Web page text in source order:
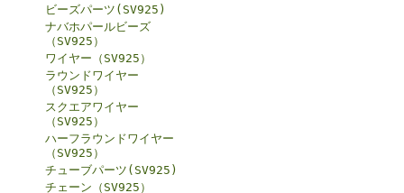
ビーズパーツ(SV925)
ナバホパールビーズ
（SV925）
ワイヤー（SV925）
ラウンドワイヤー
（SV925）
スクエアワイヤー
（SV925）
ハーフラウンドワイヤー
（SV925）
チューブパーツ(SV925)
チェーン（SV925）